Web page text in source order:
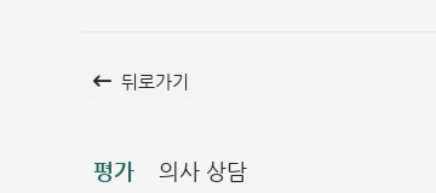
뒤로가기
평가 의사 상담